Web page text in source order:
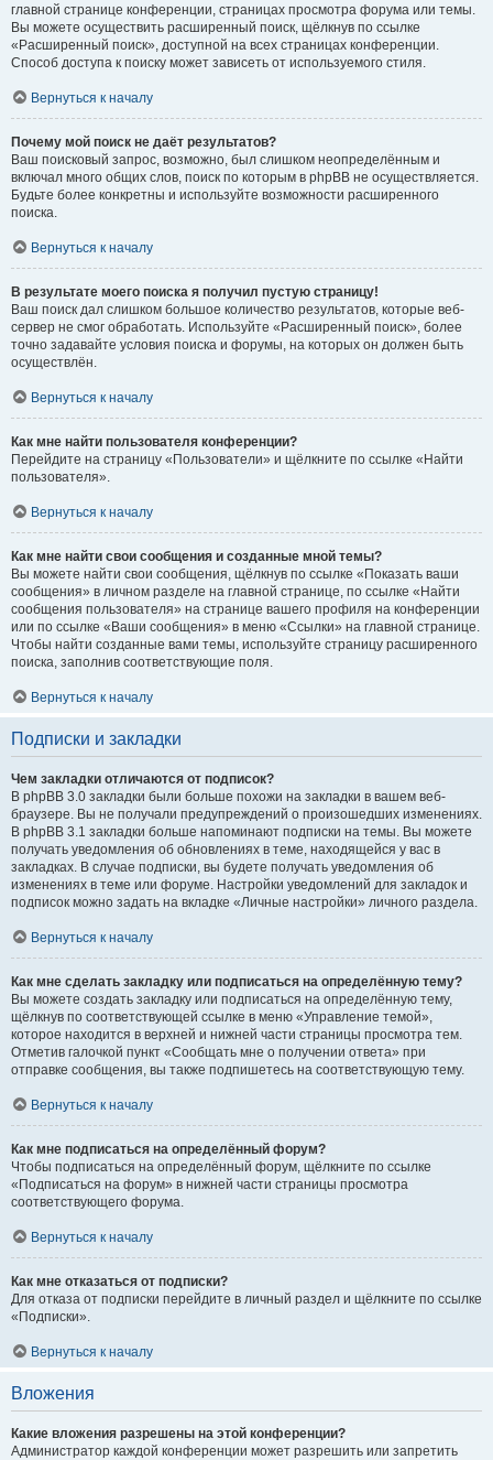
главной странице конференции, страницах просмотра форума или темы.
Вы можете осуществить расширенный поиск, щёлкнув по ссылке
«Расширенный поиск», доступной на всех страницах конференции.
Способ доступа к поиску может зависеть от используемого стиля.
Вернуться к началу
Почему мой поиск не даёт результатов?
Ваш поисковый запрос, возможно, был слишком неопределённым и
включал много общих слов, поиск по которым в phpBB не осуществляется.
Будьте более конкретны и используйте возможности расширенного
поиска.
Вернуться к началу
В результате моего поиска я получил пустую страницу!
Ваш поиск дал слишком большое количество результатов, которые веб-
сервер не смог обработать. Используйте «Расширенный поиск», более
точно задавайте условия поиска и форумы, на которых он должен быть
осуществлён.
Вернуться к началу
Как мне найти пользователя конференции?
Перейдите на страницу «Пользователи» и щёлкните по ссылке «Найти
пользователя».
Вернуться к началу
Как мне найти свои сообщения и созданные мной темы?
Вы можете найти свои сообщения, щёлкнув по ссылке «Показать ваши
сообщения» в личном разделе на главной странице, по ссылке «Найти
сообщения пользователя» на странице вашего профиля на конференции
или по ссылке «Ваши сообщения» в меню «Ссылки» на главной странице.
Чтобы найти созданные вами темы, используйте страницу расширенного
поиска, заполнив соответствующие поля.
Вернуться к началу
Подписки и закладки
Чем закладки отличаются от подписок?
В phpBB 3.0 закладки были больше похожи на закладки в вашем веб-
браузере. Вы не получали предупреждений о произошедших изменениях.
В phpBB 3.1 закладки больше напоминают подписки на темы. Вы можете
получать уведомления об обновлениях в теме, находящейся у вас в
закладках. В случае подписки, вы будете получать уведомления об
изменениях в теме или форуме. Настройки уведомлений для закладок и
подписок можно задать на вкладке «Личные настройки» личного раздела.
Вернуться к началу
Как мне сделать закладку или подписаться на определённую тему?
Вы можете создать закладку или подписаться на определённую тему,
щёлкнув по соответствующей ссылке в меню «Управление темой»,
которое находится в верхней и нижней части страницы просмотра тем.
Отметив галочкой пункт «Сообщать мне о получении ответа» при
отправке сообщения, вы также подпишетесь на соответствующую тему.
Вернуться к началу
Как мне подписаться на определённый форум?
Чтобы подписаться на определённый форум, щёлкните по ссылке
«Подписаться на форум» в нижней части страницы просмотра
соответствующего форума.
Вернуться к началу
Как мне отказаться от подписки?
Для отказа от подписки перейдите в личный раздел и щёлкните по ссылке
«Подписки».
Вернуться к началу
Вложения
Какие вложения разрешены на этой конференции?
Администратор каждой конференции может разрешить или запретить